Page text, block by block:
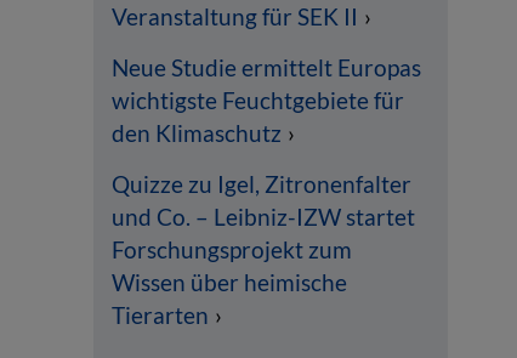
Veranstaltung für SEK II
Neue Studie ermittelt Europas
wichtigste Feuchtgebiete für
den Klimaschutz
Quizze zu Igel, Zitronenfalter
und Co. – Leibniz-IZW startet
Forschungsprojekt zum
Wissen über heimische
Tierarten